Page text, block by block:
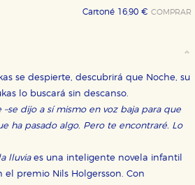
Cartoné 16,90 €COMPRAR
se despierte, descubrirá que Noche, su
lo buscará sin descanso.
–se dijo a sí mismo en voz baja para que
ha pasado algo. Pero te encontraré. Lo
lluviaes una inteligente novela infantil
premio Nils Holgersson. Con